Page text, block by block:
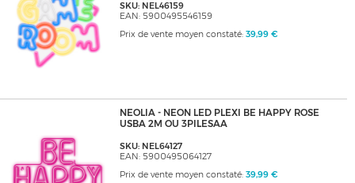
SKU: NEL46159
EAN: 5900495546159
Prix de vente moyen constaté: 39,99 €
NEOLIA - NEON LED PLEXI BE HAPPY ROSE
USBA 2M OU 3PILESAA
SKU: NEL64127
EAN: 5900495064127
Prix de vente moyen constaté: 39,99 €